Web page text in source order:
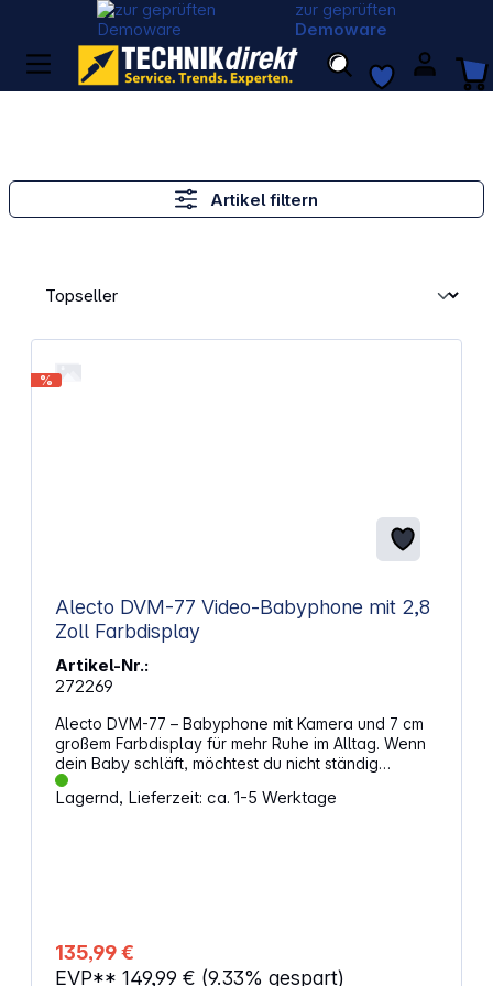
zur geprüften
Demoware
Artikel filtern
%
Alecto DVM-77 Video-Babyphone mit 2,8
Zoll Farbdisplay
Artikel-Nr.:
272269
Alecto DVM-77 – Babyphone mit Kamera und 7 cm
großem Farbdisplay für mehr Ruhe im Alltag. Wenn
dein Baby schläft, möchtest du nicht ständig
nachsehen müssen. Dieses Babyphone mit Kamera
überträgt Bild und Ton direkt auf das Farbdisplay
Baby jederzeit beobachten kannst. Dank Nachtsicht
behältst du auch in dunklen Räumen den Überblick.
Über die Gegensprechfunktion hört dein Kind bei
Lagernd, Lieferzeit: ca. 1-5 Werktage
135,99 €
EVP** 149,99 € (9.33% gespart)